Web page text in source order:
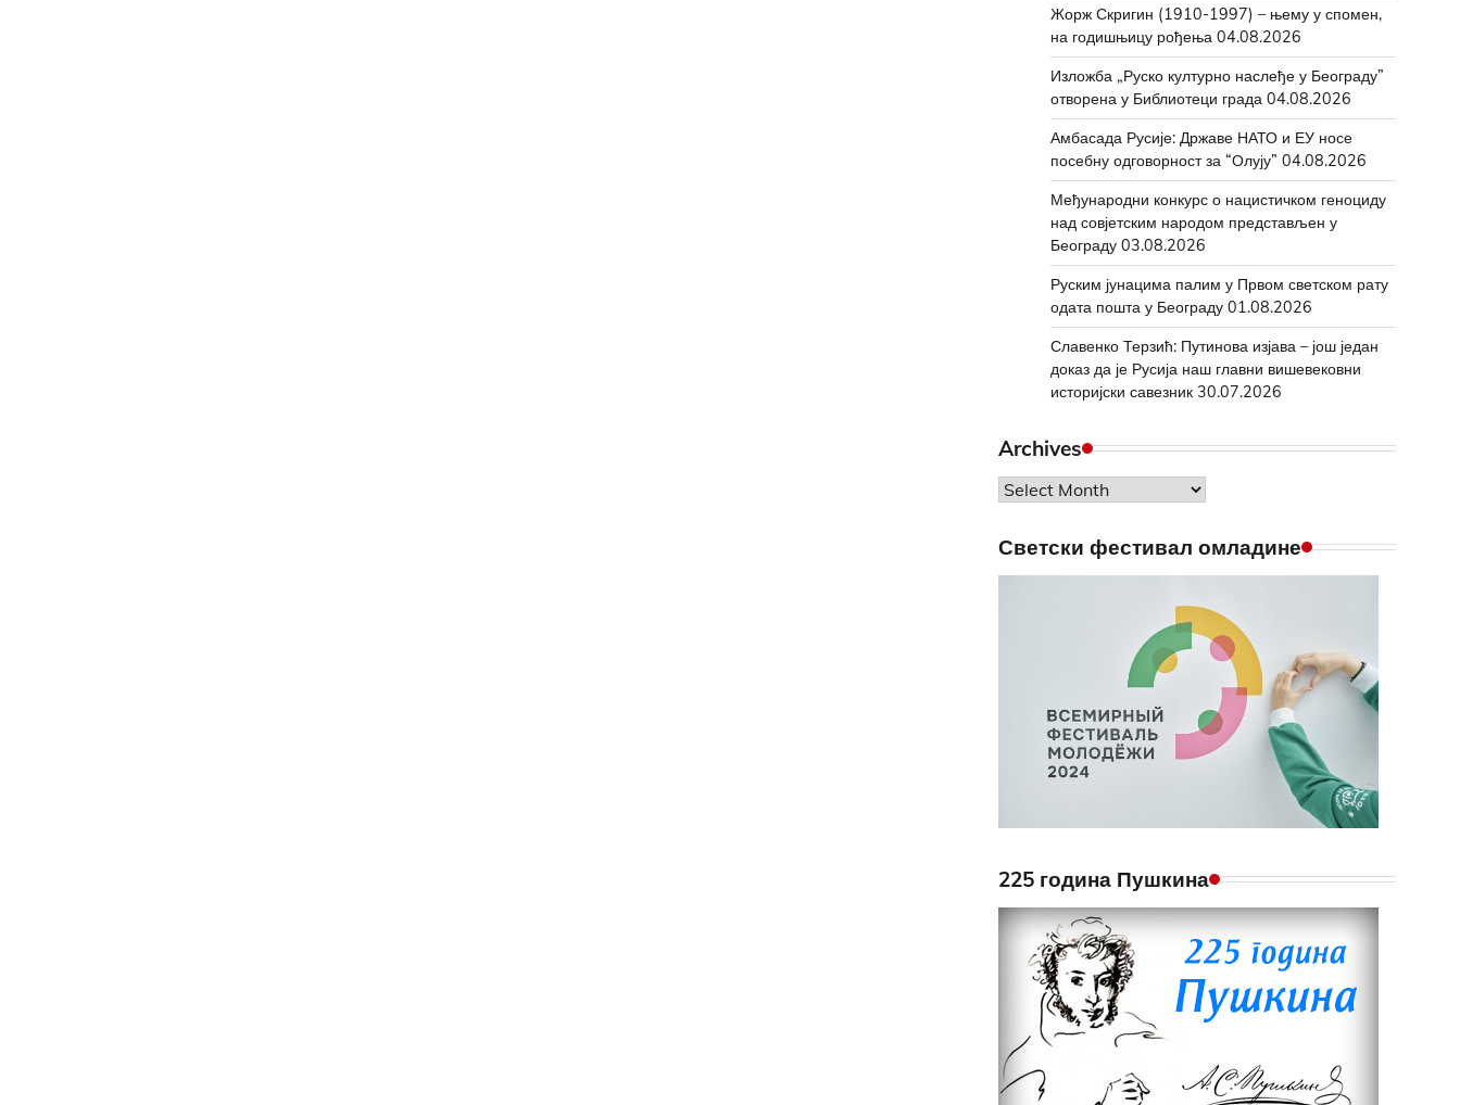
Жорж Скригин (1910-1997) – њему у спомен,
на годишњицу рођења 04.08.2026
Изложба „Руско културно наслеђе у Београду”
отворена у Библиотеци града 04.08.2026
Амбасада Русије: Државе НАТО и ЕУ носе
посебну одговорност за “Олују” 04.08.2026
Међународни конкурс о нацистичком геноциду
над совјетским народом представљен у
Београду 03.08.2026
Руским јунацима палим у Првом светском рату
одата пошта у Београду 01.08.2026
Славенко Терзић: Путинова изјава – још један
доказ да је Русија наш главни вишевековни
историјски савезник 30.07.2026
Archives
Archives
Светски фестивал омладине
225 година Пушкина